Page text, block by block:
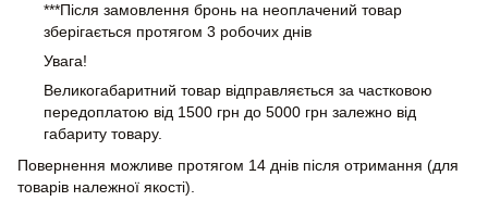
***Після замовлення бронь на неоплачений товар
зберігається протягом 3 робочих днів
Увага!
Великогабаритний товар відправляється за частковою
передоплатою від 1500 грн до 5000 грн залежно від
габариту товару.
Повернення можливе протягом 14 днів після отримання (для
товарів належної якості).